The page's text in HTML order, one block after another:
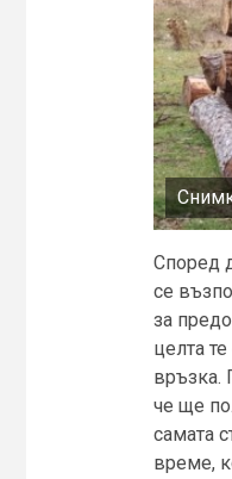
Според
се
за
целта
връзка.
че ще
самата
време,